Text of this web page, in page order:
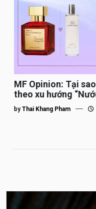
MF Opinion: Tại
theo xu hướng
by Thai Khang Pham